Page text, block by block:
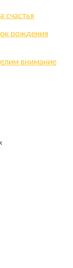
счастья
рождения
внимание